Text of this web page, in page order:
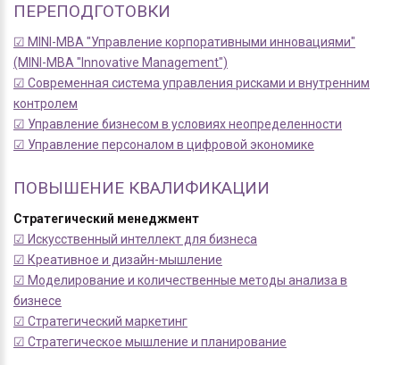
ПЕРЕПОДГОТОВКИ
☑ MINI-MBA "Управление корпоративными инновациями"
(MINI-MBA "Innovative Management")
☑ Современная система управления рисками и внутренним
контролем
☑ Управление бизнесом в условиях неопределенности
☑ Управление персоналом в цифровой экономике
ПОВЫШЕНИЕ КВАЛИФИКАЦИИ
Стратегический менеджмент
☑ Искусственный интеллект для бизнеса
☑ Креативное и дизайн-мышление
☑ Моделирование и количественные методы анализа в
бизнесе
☑ Стратегический маркетинг
☑ Стратегическое мышление и планирование